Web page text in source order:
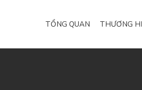
TỔNG QUAN THƯƠNG